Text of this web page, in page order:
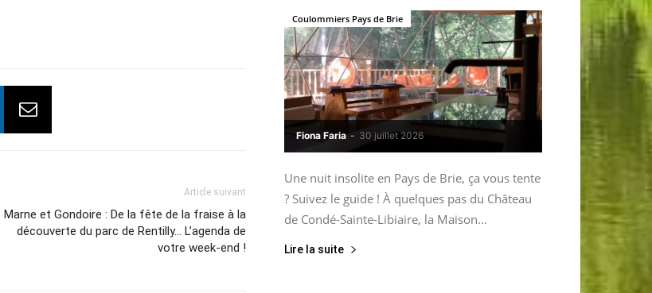
Article suivant
Marne et Gondoire : De la fête de la fraise à la
découverte du parc de Rentilly… L’agenda de
votre week-end !
Fiona Faria - 30 juillet 2026
Coulommiers Pays de Brie
Une nuit insolite en Pays de Brie, ça vous tente
? Suivez le guide ! À quelques pas du Château
de Condé-Sainte-Libiaire, la Maison...
Lire la suite